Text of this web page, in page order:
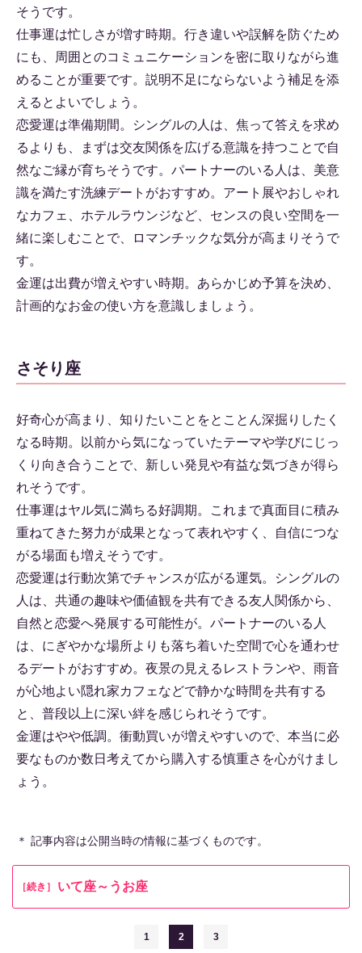
そうです。
仕事運は忙しさが増す時期。行き違いや誤解を防ぐため
にも、周囲とのコミュニケーションを密に取りながら進
めることが重要です。説明不足にならないよう補足を添
えるとよいでしょう。
恋愛運は準備期間。シングルの人は、焦って答えを求め
るよりも、まずは交友関係を広げる意識を持つことで自
然なご縁が育ちそうです。パートナーのいる人は、美意
識を満たす洗練デートがおすすめ。アート展やおしゃれ
なカフェ、ホテルラウンジなど、センスの良い空間を一
緒に楽しむことで、ロマンチックな気分が高まりそうで
す。
金運は出費が増えやすい時期。あらかじめ予算を決め、
計画的なお金の使い方を意識しましょう。
さそり座
好奇心が高まり、知りたいことをとことん深掘りしたく
なる時期。以前から気になっていたテーマや学びにじっ
くり向き合うことで、新しい発見や有益な気づきが得ら
れそうです。
仕事運はヤル気に満ちる好調期。これまで真面目に積み
重ねてきた努力が成果となって表れやすく、自信につな
がる場面も増えそうです。
恋愛運は行動次第でチャンスが広がる運気。シングルの
人は、共通の趣味や価値観を共有できる友人関係から、
自然と恋愛へ発展する可能性が。パートナーのいる人
は、にぎやかな場所よりも落ち着いた空間で心を通わせ
るデートがおすすめ。夜景の見えるレストランや、雨音
が心地よい隠れ家カフェなどで静かな時間を共有する
と、普段以上に深い絆を感じられそうです。
金運はやや低調。衝動買いが増えやすいので、本当に必
要なものか数日考えてから購入する慎重さを心がけまし
ょう。
＊ 記事内容は公開当時の情報に基づくものです。
［続き］ いて座～うお座
1 2 3